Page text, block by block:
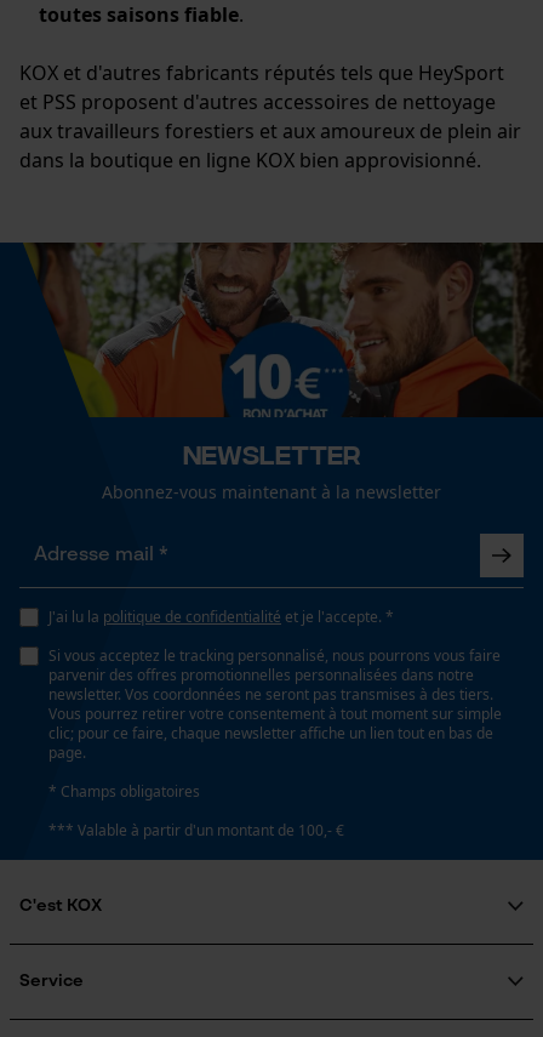
toutes saisons fiable.
KOX et d'autres fabricants réputés tels que HeySport
et PSS proposent d'autres accessoires de nettoyage
aux travailleurs forestiers et aux amoureux de plein air
dans la boutique en ligne KOX bien approvisionné.
Newsletter
Abonnez-vous maintenant à la newsletter
J'ai lu la politique de confidentialité et je l'accepte. *
Si vous acceptez le tracking personnalisé, nous pourrons vous faire
parvenir des offres promotionnelles personnalisées dans notre
newsletter. Vos coordonnées ne seront pas transmises à des tiers.
Vous pourrez retirer votre consentement à tout moment sur simple
clic; pour ce faire, chaque newsletter affiche un lien tout en bas de
page.
* Champs obligatoires
*** Valable à partir d'un montant de 100,- €
C'est KOX
Engagement social
Service